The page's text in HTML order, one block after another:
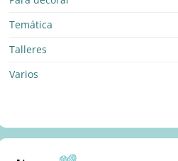
Temática
Talleres
Varios